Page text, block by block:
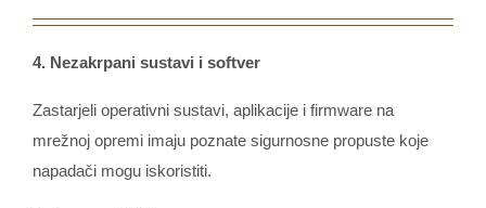
4. Nezakrpani sustavi i softver
Zastarjeli operativni sustavi, aplikacije i firmware na
mrežnoj opremi imaju poznate sigurnosne propuste koje
napadači mogu iskoristiti.